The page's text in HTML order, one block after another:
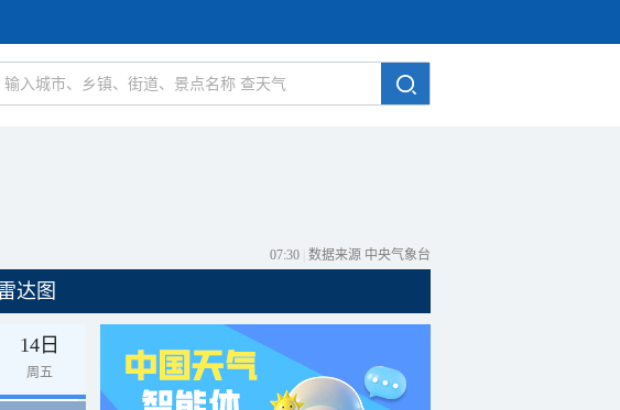
07:30 数据来源 中央气象台
达图
14日
周五